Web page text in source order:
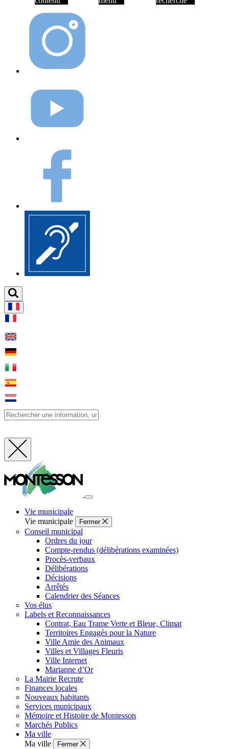
Fermer
recherche
Vie municipale
Vie municipale
Fermer
Conseil municipal
Ordres du jour
Compte-rendus (délibérations examinées)
Procès-verbaux
Délibérations
Décisions
Arrêtés
Calendrier des Séances
Vos élus
Labels et Reconnaissances
Contrat, Eau Trame Verte et Bleue, Climat
Territoires Engagés pour la Nature
Ville Amie des Animaux
Villes et Villages Fleuris
Ville Internet
Marianne d’Or
La Mairie Recrute
Finances locales
Nouveaux habitants
Services municipaux
Mémoire et Histoire de Montesson
Marchés Publics
Ma ville
Ma ville
Fermer